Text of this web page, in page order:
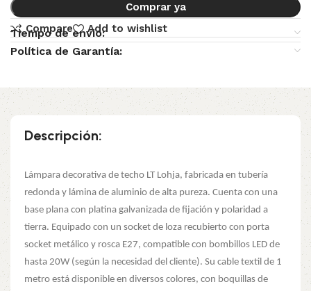
Comprar ya
Compare
Add to wishlist
Tiempo de envio:
Política de Garantía:
Descripción:
Lámpara decorativa de techo LT Lohja, fabricada en tubería
redonda y lámina de aluminio de alta pureza. Cuenta con una
base plana con platina galvanizada de fijación y polaridad a
tierra. Equipado con un socket de loza recubierto con porta
socket metálico y rosca E27, compatible con bombillos LED de
hasta 20W (según la necesidad del cliente). Su cable textil de 1
metro está disponible en diversos colores, con boquillas de